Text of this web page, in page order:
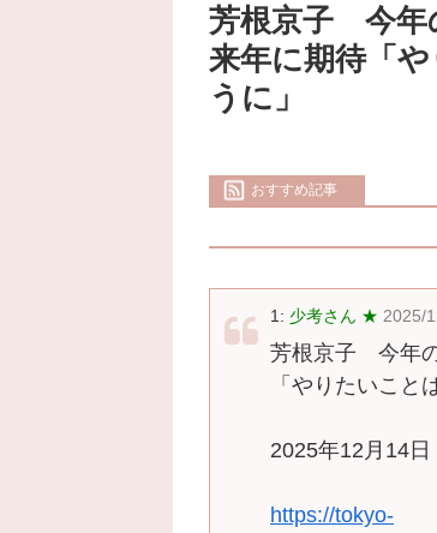
芳根京子 今年
来年に期待「
うに」
おすすめ記事
1: 少考さん ★ 2025/
芳根京子 今年
「やりたいこ
2025年12月14
https://tokyo-